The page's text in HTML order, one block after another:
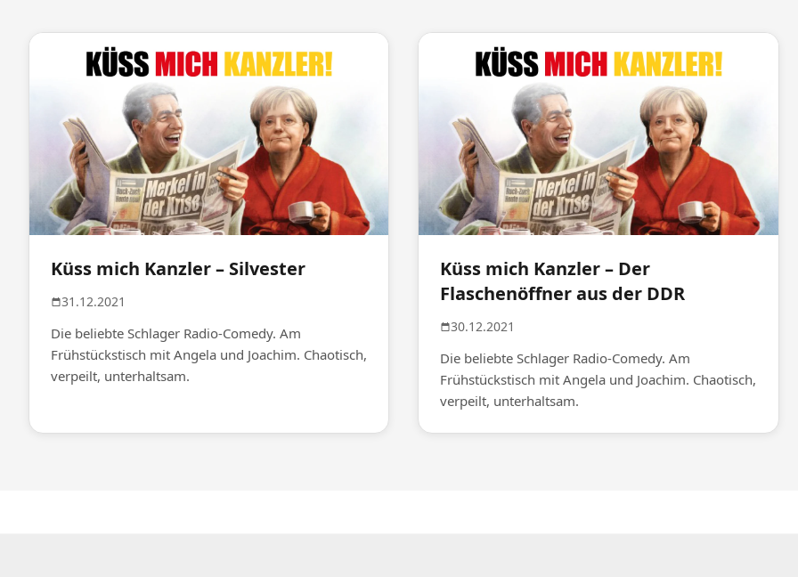
Küss mich Kanzler – Silvester
31.12.2021
Die beliebte Schlager Radio-Comedy. Am
Frühstückstisch mit Angela und Joachim. Chaotisch,
verpeilt, unterhaltsam.
Küss mich Kanzler – Der
Flaschenöffner aus der DDR
30.12.2021
Die beliebte Schlager Radio-Comedy. Am
Frühstückstisch mit Angela und Joachim. Chaotisch,
verpeilt, unterhaltsam.